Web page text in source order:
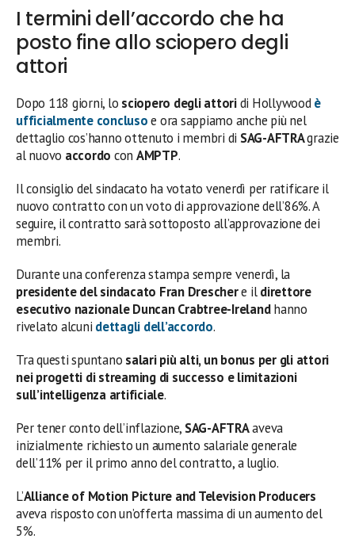
I termini dell’accordo che ha
posto fine allo sciopero degli
attori
Dopo 118 giorni, lo sciopero degli attoridi Hollywoodè
ufficialmente conclusoe ora sappiamo anche più nel
dettaglio cos’hanno ottenuto i membri di SAG-AFTRAgrazie
al nuovo accordo con AMPTP.
Il consiglio del sindacato ha votato venerdì per ratificare il
nuovo contratto con un voto di approvazione dell’86%. A
seguire, il contratto sarà sottoposto all’approvazione dei
membri.
Durante una conferenza stampa sempre venerdì, la
presidente del sindacato Fran Dreschere ildirettore
esecutivo nazionale Duncan Crabtree-Irelandhanno
rivelato alcuni dettagli dell’accordo.
Tra questi spuntano salari più alti, un bonus per gli attori
nei progetti di streaming di successo e limitazioni
sull’intelligenza artificiale.
Per tener conto dell’inflazione, SAG-AFTRAaveva
inizialmente richiesto un aumento salariale generale
dell’11% per il primo anno del contratto, a luglio.
L’Alliance of Motion Picture and Television Producers
aveva risposto con un’offerta massima di un aumento del
5%.